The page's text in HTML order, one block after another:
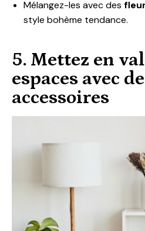
Mélangez-les avec des
style bohème tendance.
5. Mettez en
espaces avec
accessoires